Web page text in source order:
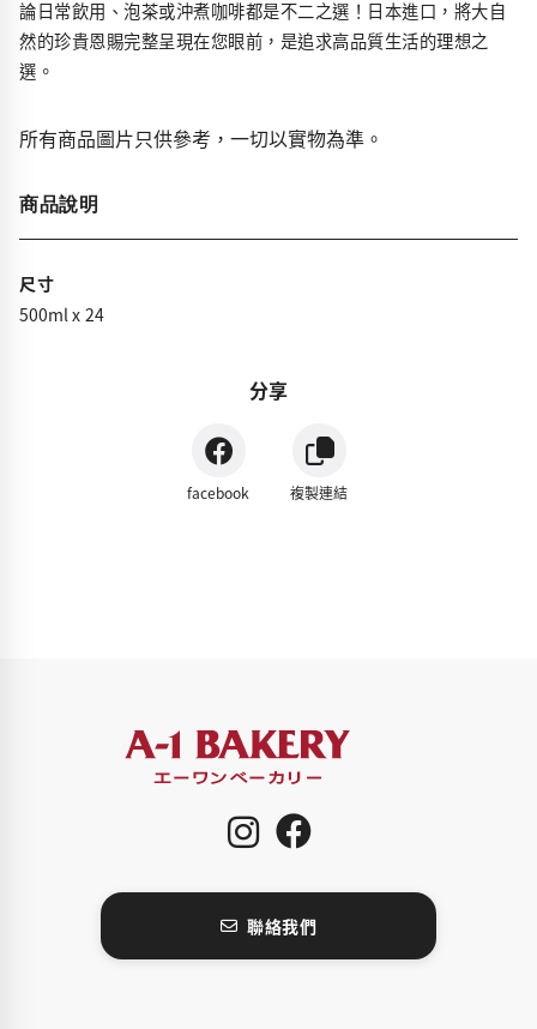
論日常飲用、泡茶或沖煮咖啡都是不二之選！日本進口，將大自
然的珍貴恩賜完整呈現在您眼前，是追求高品質生活的理想之
選。
所有商品圖片只供參考，一切以實物為準。
商品說明
尺寸
500ml x 24
分享
facebook 複製連結
聯絡我們